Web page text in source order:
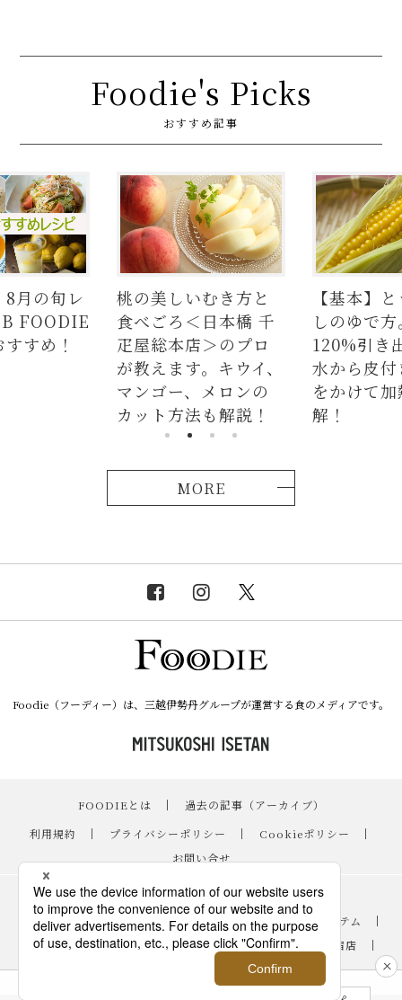
Foodie's Picks
おすすめ記事
桃の美しいむき方と
食べごろ＜日本橋 千
疋屋総本店＞のプロ
が教えます。キウイ、
マンゴー、メロンの
カット方法も解説！
【基本】とうもろこ
しのゆで方。甘さを
120%引き出すには、
水から皮付き＆時間
をかけて加熱が正
解！
MORE
Foodie（フーディー）は、三越伊勢丹グループが運営する食のメディアです。
FOODIEとは ｜
過去の記事（アーカイブ）
｜
利用規約 ｜ プライバシーポリシー ｜ Cookieポリシー
｜
お問い合せ
レシピ ｜
スイーツ
｜
手土産・ギフト ｜ ニュース・イベント ｜ おすすめアイテム
｜
読み物・コラム
｜ バイヤーのイチオシ！ ｜ 伊勢丹新宿店
｜
｜ FOODIE占い